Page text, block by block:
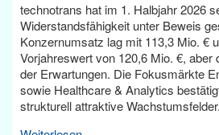
technotrans hat im 1. Halbjahr 2026
Widerstandsfähigkeit unter Beweis
Konzernumsatz lag mit 113,3 Mio. €
Vorjahreswert von 120,6 Mio. €, aber
der Erwartungen. Die Fokusmärkte
sowie Healthcare & Analytics
strukturell attraktive Wachstumsfelder.